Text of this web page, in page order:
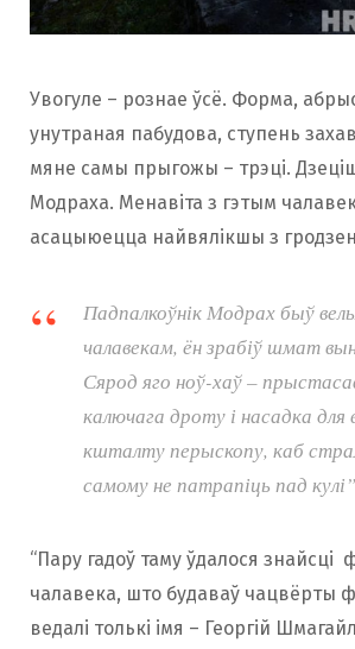
Увогуле – рознае ўсё. Форма,
унутраная пабудова, ступень
мяне самы прыгожы – трэці.
Модраха. Менавіта з гэтым
асацыюецца найвялікшы з
Падпалкоўнік Модрах быў
чалавекам, ён зрабіў шмат
Сярод яго ноў-хаў –
калючага дроту і насадка для
кшталту перыскопу, каб
самому не патрапіць пад
“Пару гадоў таму ўдалося знайсці
чалавека, што будаваў чацвёрты
ведалі толькі імя – Георгій